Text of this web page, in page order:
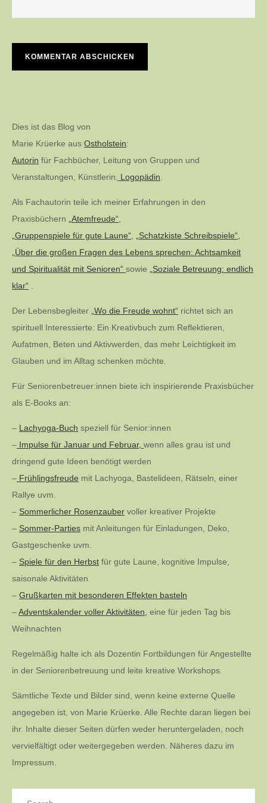
Dies ist das Blog von
Marie Krüerke aus Ostholstein:
Autorin für Fachbücher, Leitung von Gruppen und
Veranstaltungen, Künstlerin,
Logopädin
Als Fachautorin teile ich meiner Erfahrungen in den
Praxisbüchern
„Atemfreude“
„Gruppenspiele für gute Laune“
„Schatzkiste Schreibspiele“,
„Über die großen Fragen des Lebens sprechen: Achtsamkeit
und Spiritualität mit Senioren“ sowie
„Soziale Betreuung: endlich
klar“
Der Lebensbegleiter „Wo die Freude wohnt“ richtet sich an
spirituell Interessierte: Ein Kreativbuch zum Reflektieren,
Aufatmen, Beten und Aktivwerden, das mehr Leichtigkeit im
Glauben und im Alltag schenken möchte.
Für Seniorenbetreuer:innen biete ich inspirierende Praxisbücher
als E-Books an:
– Lachyoga-Buch speziell für Senior:innen
– Impulse für Januar und Februar, wenn alles grau ist und
dringend gute Ideen benötigt werden
– Frühlingsfreude mit Lachyoga, Bastelideen, Rätseln, einer
Rallye uvm.
– Sommerlicher Rosenzauber voller kreativer Projekte
– Sommer-Parties mit Anleitungen für Einladungen, Deko,
Gastgeschenke uvm.
– Spiele für den Herbst für gute Laune, kognitive Impulse,
saisonale Aktivitäten
– Grußkarten mit besonderen Effekten basteln
–Adventskalender voller Aktivitäten, eine für jeden Tag bis
Weihnachten
Regelmäßig halte ich als Dozentin Fortbildungen für Angestellte
in der Seniorenbetreuung und leite kreative Workshops.
Sämtliche Texte und Bilder sind, wenn keine externe Quelle
angegeben ist, von Marie Krüerke. Alle Rechte daran liegen bei
ihr. Inhalte dieser Seiten dürfen weder heruntergeladen, noch
vervielfältigt oder weitergegeben werden. Näheres dazu im
Impressum.